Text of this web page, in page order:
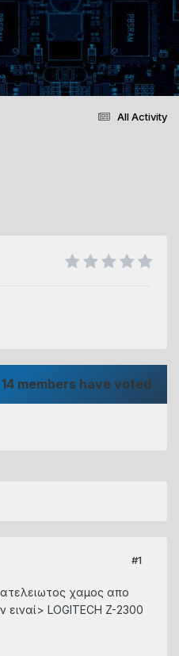
All Activity
14 members have voted
#1
χαμος απο
LOGITECH Z-2300